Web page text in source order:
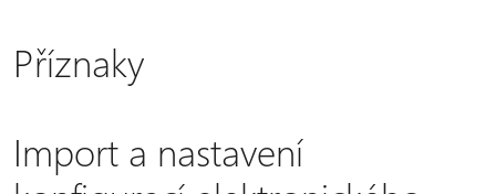
Příznaky
Import a nastavení